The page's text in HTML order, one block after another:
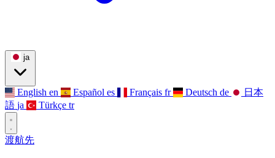
ja
English en Español es Français fr Deutsch de
日本
語 ja Türkçe tr
渡航先